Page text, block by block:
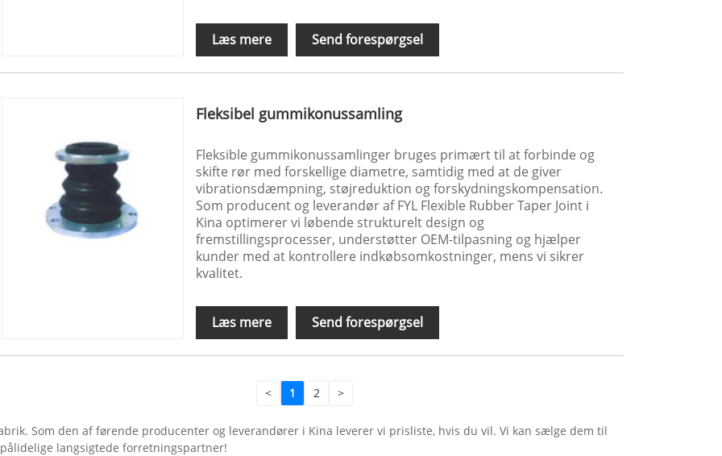
Læs mere Send forespørgsel
Fleksibel gummikonussamling
Fleksible gummikonussamlinger bruges primært til at forbinde og
skifte rør med forskellige diametre, samtidig med at de giver
vibrationsdæmpning, støjreduktion og forskydningskompensation.
Som producent og leverandør af FYL Flexible Rubber Taper Joint i
Kina optimerer vi løbende strukturelt design og
fremstillingsprocesser, understøtter OEM-tilpasning og hjælper
kunder med at kontrollere indkøbsomkostninger, mens vi sikrer
kvalitet.
Læs mere Send forespørgsel
< 1 2 >
Som den af ​​førende producenter og leverandører i Kina leverer vi prisliste, hvis du vil. Vi kan sælge dem til
langsigtede forretningspartner!